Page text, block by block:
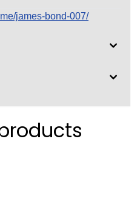
james-bond-007/